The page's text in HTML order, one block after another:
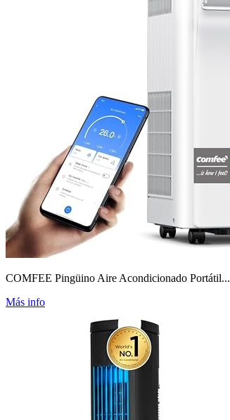
COMFEE Pingüino Aire Acondicionado Portátil...
Más info